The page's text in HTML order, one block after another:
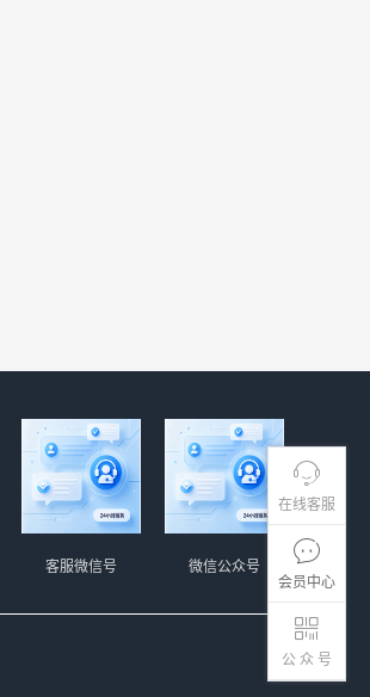
在线客服
会员中心
公 众 号
微信公众号
客服微信号